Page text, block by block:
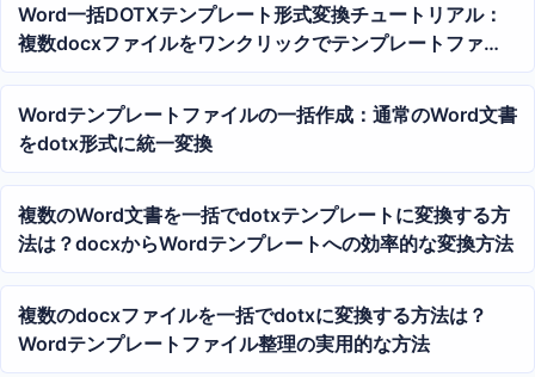
Word一括DOTXテンプレート形式変換チュートリアル：
複数docxファイルをワンクリックでテンプレートファイ
ルに生成
Wordテンプレートファイルの一括作成：通常のWord文書
をdotx形式に統一変換
複数のWord文書を一括でdotxテンプレートに変換する方
法は？docxからWordテンプレートへの効率的な変換方法
複数のdocxファイルを一括でdotxに変換する方法は？
Wordテンプレートファイル整理の実用的な方法